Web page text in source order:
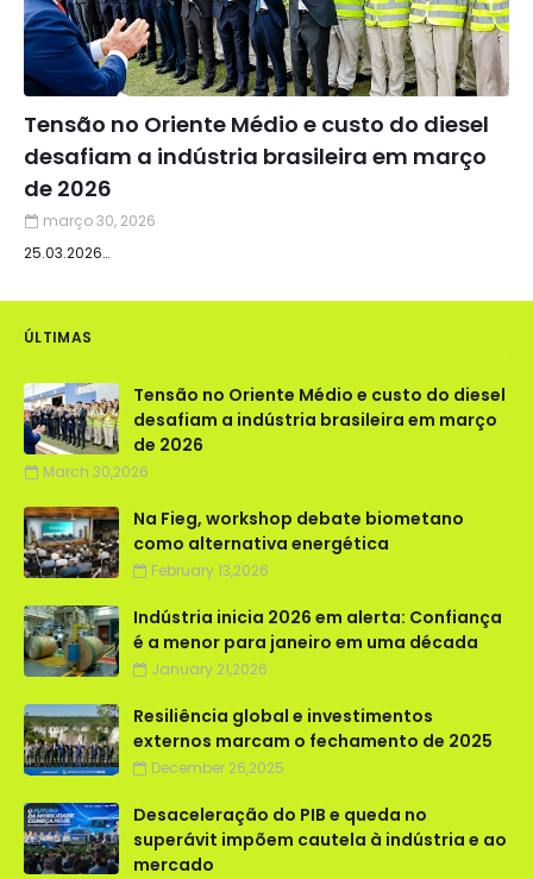
Tensão no Oriente Médio e custo do diesel
desafiam a indústria brasileira em março
de 2026
março 30, 2026
25.03.2026…
ÚLTIMAS
Tensão no Oriente Médio e custo do diesel
desafiam a indústria brasileira em março
de 2026
March 30,2026
Na Fieg, workshop debate biometano
como alternativa energética
February 13,2026
Indústria inicia 2026 em alerta: Confiança
é a menor para janeiro em uma década
January 21,2026
Resiliência global e investimentos
externos marcam o fechamento de 2025
December 26,2025
Desaceleração do PIB e queda no
superávit impõem cautela à indústria e ao
mercado